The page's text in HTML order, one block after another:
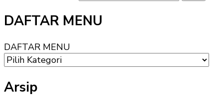
DAFTAR MENU
DAFTAR MENU
Arsip